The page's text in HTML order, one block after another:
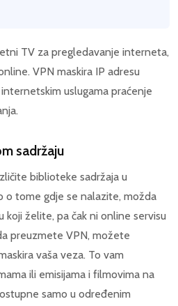
TV za pregledavanje interneta,
VPN maskira IP adresu
uslugama praćenje
sadržaju
biblioteke sadržaja u
o tome gdje se nalazite, možda
želite, pa čak ni online servisu
preuzmete VPN, možete
vaša veza. To vam
ili emisijama i filmovima na
samo u određenim